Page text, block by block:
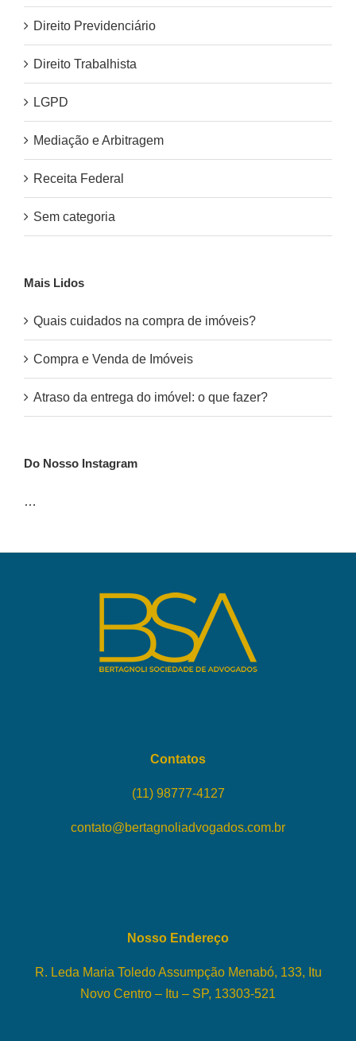
Direito Previdenciário
Direito Trabalhista
LGPD
Mediação e Arbitragem
Receita Federal
Sem categoria
Mais Lidos
Quais cuidados na compra de imóveis?
Compra e Venda de Imóveis
Atraso da entrega do imóvel: o que fazer?
Do Nosso Instagram
…
Contatos
(11) 98777-4127
contato@bertagnoliadvogados.com.br
Nosso Endereço
R. Leda Maria Toledo Assumpção Menabó, 133, Itu
Novo Centro – Itu – SP, 13303-521